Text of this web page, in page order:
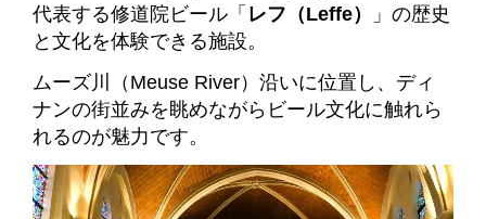
代表する修道院ビール「 レフ（Leffe）
」の歴史
と文化を体験できる施設。
ムーズ川（Meuse River）沿いに位置し、ディ
ナンの街並みを眺めながらビール文化に触れら
れるのが魅力です。